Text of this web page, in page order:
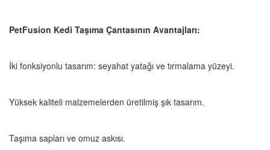
PetFusion Kedi Taşıma Çantasının Avantajları:
İki fonksiyonlu tasarım: seyahat yatağı ve tırmalama yüzeyi.
Yüksek kaliteli malzemelerden üretilmiş şık tasarım.
Taşıma sapları ve omuz askısı.